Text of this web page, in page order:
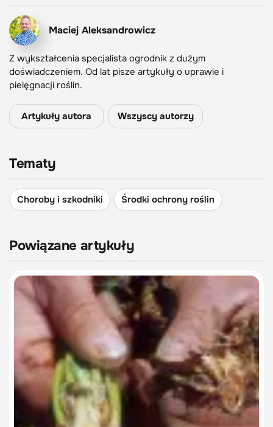
Maciej Aleksandrowicz
Z wykształcenia specjalista ogrodnik z dużym
doświadczeniem. Od lat pisze artykuły o uprawie i
pielęgnacji roślin.
Artykuły autora Wszyscy autorzy
Tematy
Choroby i szkodniki Środki ochrony roślin
Powiązane artykuły